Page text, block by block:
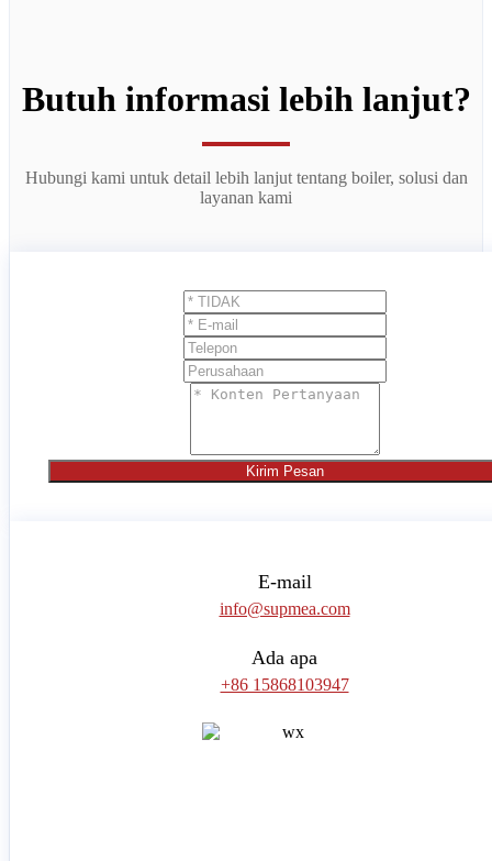
Butuh informasi lebih lanjut?
Hubungi kami untuk detail lebih lanjut tentang boiler, solusi dan
layanan kami
Kirim Pesan
E-mail
info@supmea.com
Ada apa
+86 15868103947